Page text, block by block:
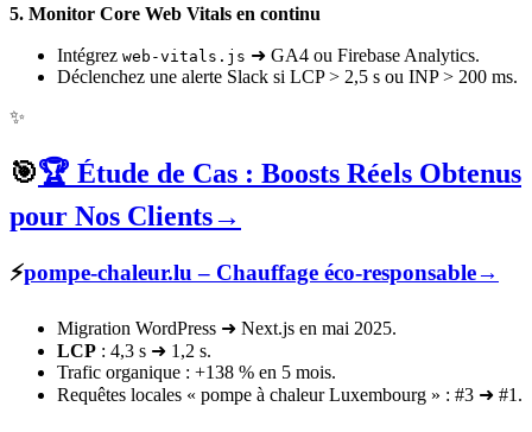
5. Monitor Core Web Vitals en continu
Intégrez web-vitals.js ➜ GA4 ou Firebase Analytics.
Déclenchez une alerte Slack si LCP > 2,5 s ou INP > 200 ms.
✨
🎯🏆 Étude de Cas : Boosts Réels Obtenus
pour Nos Clients→
⚡pompe-chaleur.lu – Chauffage éco-responsable→
Migration WordPress ➜ Next.js en mai 2025.
LCP : 4,3 s ➜ 1,2 s.
Trafic organique : +138 % en 5 mois.
Requêtes locales « pompe à chaleur Luxembourg » : #3 ➜ #1.